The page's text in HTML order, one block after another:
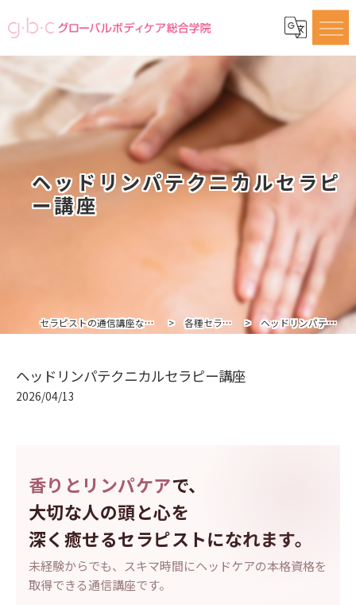
ヘッドリンパテクニカルセラピ
ー講座
セラピストの通信講座ならグローバルボディケア総合学院 各種セラピスト講座一覧 ヘッドリンパテクニカルセラピー講座
ヘッドリンパテクニカルセラピー講座
2026/04/13
香りとリンパケアで、
大切な人の頭と心を
深く癒せるセラピストになれます。
未経験からでも、スキマ時間にヘッドケアの本格資格を
取得できる通信講座です。